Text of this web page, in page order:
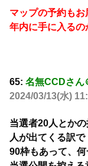
マップの予約も
年内に手に入る
65: 名無CCDさん
2024/03/13(水)
当選者20人とか
人が出てくる訳で
90枠もあって、